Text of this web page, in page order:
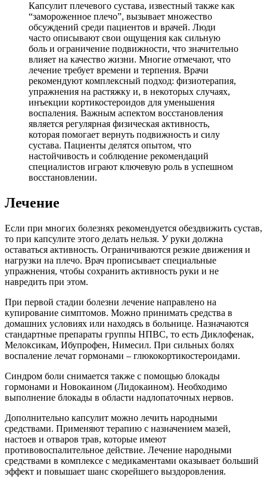
Капсулит плечевого сустава, известный также как
“замороженное плечо”, вызывает множество
обсуждений среди пациентов и врачей. Люди
часто описывают свои ощущения как сильную
боль и ограничение подвижности, что значительно
влияет на качество жизни. Многие отмечают, что
лечение требует времени и терпения. Врачи
рекомендуют комплексный подход: физиотерапия,
упражнения на растяжку и, в некоторых случаях,
инъекции кортикостероидов для уменьшения
воспаления. Важным аспектом восстановления
является регулярная физическая активность,
которая помогает вернуть подвижность и силу
сустава. Пациенты делятся опытом, что
настойчивость и соблюдение рекомендаций
специалистов играют ключевую роль в успешном
восстановлении.
Лечение
Если при многих болезнях рекомендуется обездвижить сустав,
то при капсулите этого делать нельзя. У руки должна
оставаться активность. Ограничиваются резкие движения и
нагрузки на плечо. Врач прописывает специальные
упражнения, чтобы сохранить активность руки и не
навредить при этом.
При первой стадии болезни лечение направлено на
купирование симптомов. Можно принимать средства в
домашних условиях или находясь в больнице. Назначаются
стандартные препараты группы НПВС, то есть Диклофенак,
Мелоксикам, Ибупрофен, Нимесил. При сильных болях
воспаление лечат гормонами – глюкокортикостероидами.
Синдром боли снимается также с помощью блокады
гормонами и Новокаином (Лидокаином). Необходимо
выполнение блокады в области надлопаточных нервов.
Дополнительно капсулит можно лечить народными
средствами. Применяют терапию с назначением мазей,
настоев и отваров трав, которые имеют
противовоспалительное действие. Лечение народными
средствами в комплексе с медикаментами оказывает больший
эффект и повышает шанс скорейшего выздоровления.